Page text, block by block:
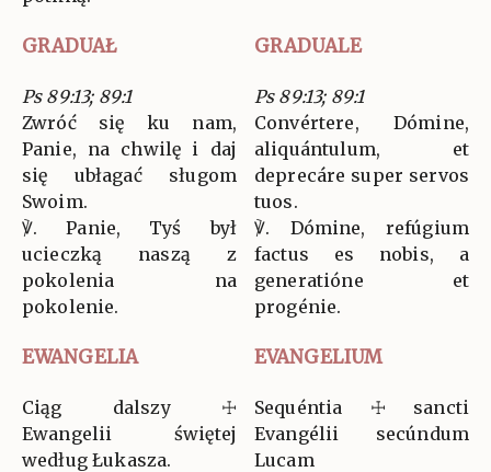
GRADUAŁ GRADUALE
Ps 89:13; 89:1
Zwróć się ku nam,
Panie, na chwilę i daj
się ubłagać sługom
Swoim.
℣. Panie, Tyś był
ucieczką naszą z
pokolenia na
pokolenie.
Ps 89:13; 89:1
Convértere, Dómine,
aliquántulum, et
deprecáre super servos
tuos.
℣. Dómine, refúgium
factus es nobis, a
generatióne et
progénie.
EWANGELIA EVANGELIUM
Ciąg dalszy ☩
Ewangelii świętej
według Łukasza.
Sequéntia ☩ sancti
Evangélii secúndum
Lucam